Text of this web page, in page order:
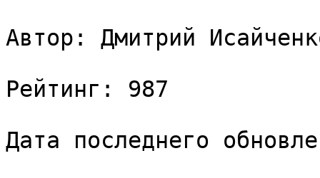
Автор: Дмитрий
Рейтинг: 987
Дата последнего